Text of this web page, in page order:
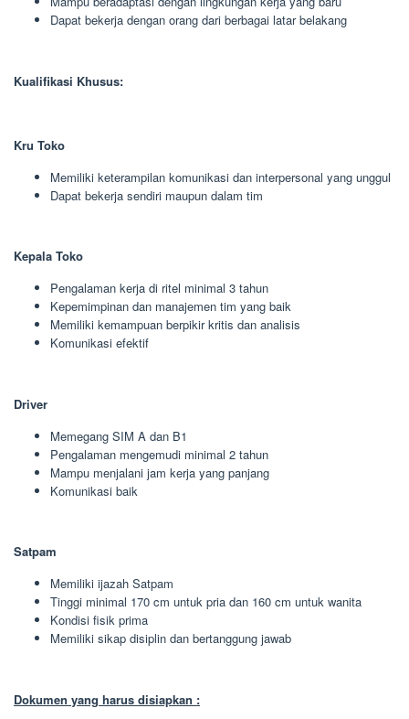
Dapat bekerja dengan orang dari berbagai latar belakang
Kualifikasi Khusus:
Kru Toko
Memiliki keterampilan komunikasi dan interpersonal yang unggul
Dapat bekerja sendiri maupun dalam tim
Kepala Toko
Pengalaman kerja di ritel minimal 3 tahun
Kepemimpinan dan manajemen tim yang baik
Memiliki kemampuan berpikir kritis dan analisis
Komunikasi efektif
Driver
Memegang SIM A dan B1
Pengalaman mengemudi minimal 2 tahun
Mampu menjalani jam kerja yang panjang
Komunikasi baik
Satpam
Memiliki ijazah Satpam
Tinggi minimal 170 cm untuk pria dan 160 cm untuk wanita
Kondisi fisik prima
Memiliki sikap disiplin dan bertanggung jawab
Dokumen yang harus disiapkan :